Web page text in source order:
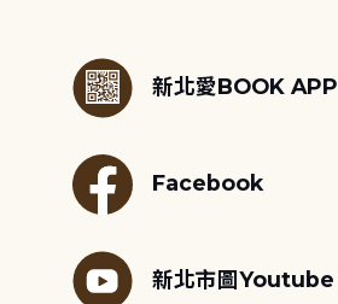
新北愛BOOK APP
Facebook
新北市圖Youtube